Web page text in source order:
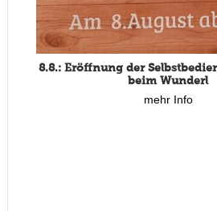
8.8.: Eröffnung der
beim Wunderl
mehr Info